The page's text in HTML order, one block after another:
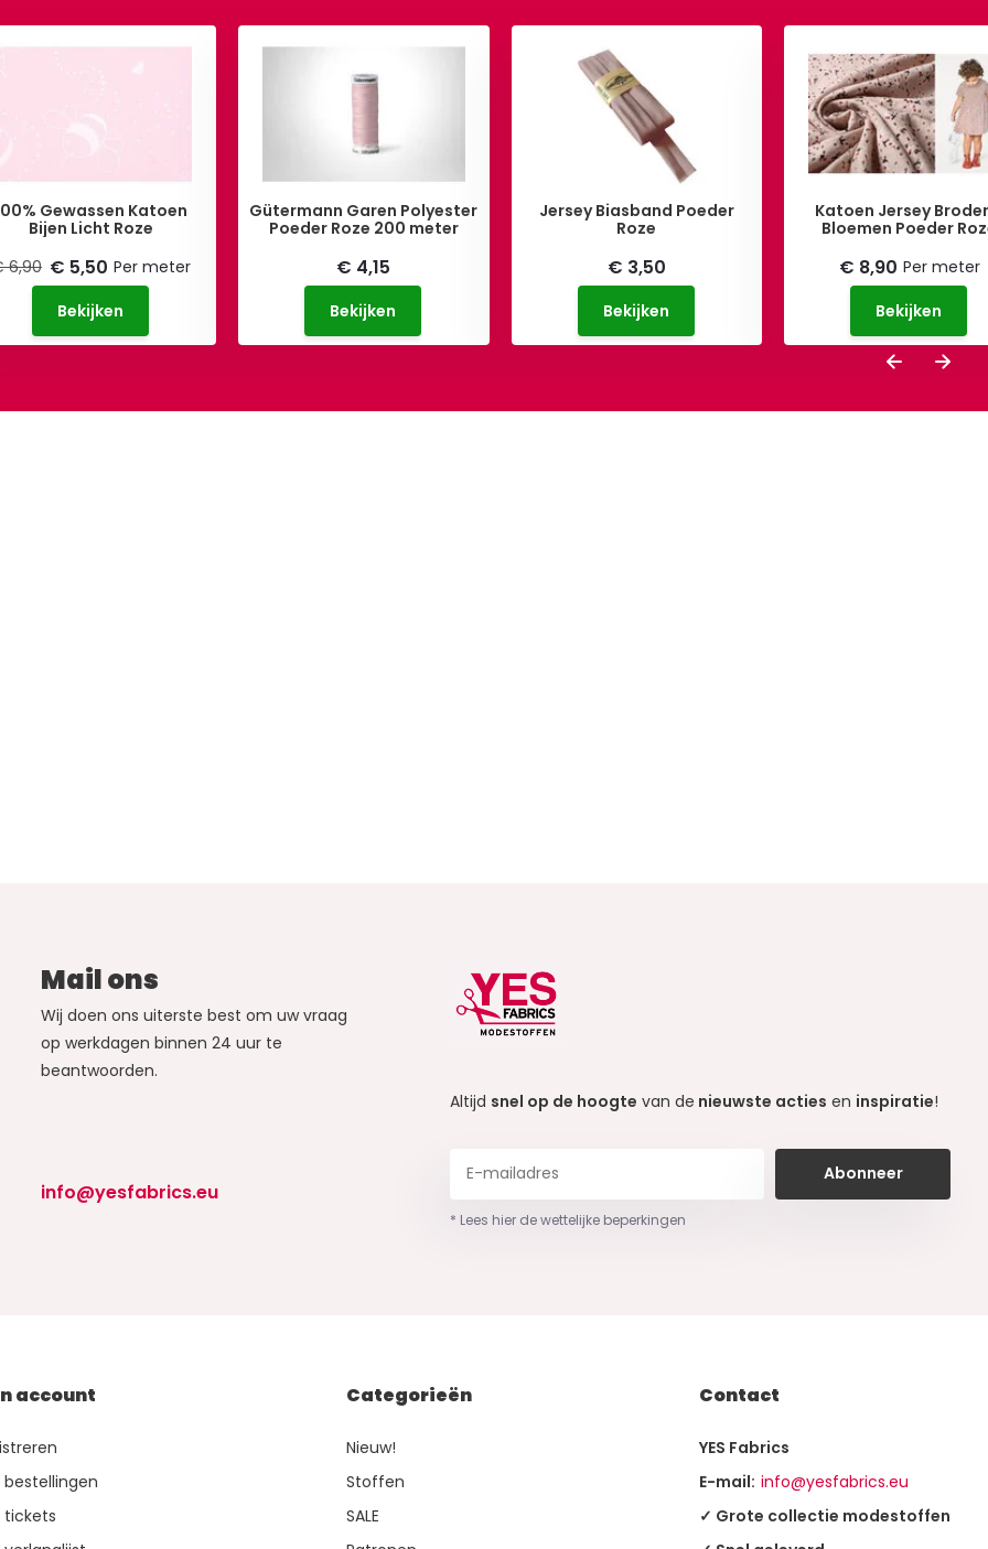
Gewassen Katoen
Bijen Licht Roze
6,90 € 5,50 Per meter
Bekijken
Gütermann Garen Polyester
Poeder Roze 200 meter
€ 4,15
Bekijken
Jersey Biasband Poeder
Roze
€ 3,50
Bekijken
Katoen Jersey
Bloemen Poeder
€ 8,90 Per meter
Bekijken
Mail ons
Wij doen ons uiterste best om uw vraag
op werkdagen binnen 24 uur te
beantwoorden.
info@yesfabrics.eu
Altijd snel op de hoogte van de nieuwste acties en inspiratie!
Abonneer
* Lees hier de wettelijke beperkingen
account
bestellingen
tickets
Categorieën
Nieuw!
Stoffen
SALE
Contact
YES Fabrics
E-mail: info@yesfabrics.eu
✓ Grote collectie modestoffen